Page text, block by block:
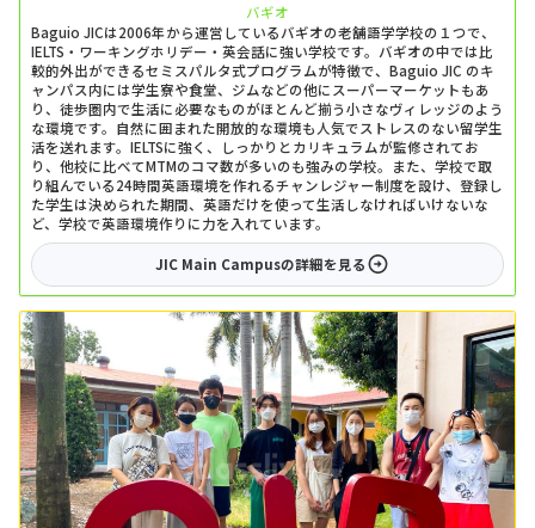
バギオ
Baguio JICは2006年から運営しているバギオの老舗語学学校の１つで、
IELTS・ワーキングホリデー・英会話に強い学校です。バギオの中では比
較的外出ができるセミスパルタ式プログラムが特徴で、Baguio JIC のキ
ャンパス内には学生寮や食堂、ジムなどの他にスーパーマーケットもあ
り、徒歩圏内で生活に必要なものがほとんど揃う小さなヴィレッジのよう
な環境です。自然に囲まれた開放的な環境も人気でストレスのない留学生
活を送れます。IELTSに強く、しっかりとカリキュラムが監修されてお
り、他校に比べてMTMのコマ数が多いのも強みの学校。また、学校で取
り組んでいる24時間英語環境を作れるチャンレジャー制度を設け、登録し
た学生は決められた期間、英語だけを使って生活しなければいけないな
ど、学校で英語環境作りに力を入れています。
JIC Main Campusの詳細を見る